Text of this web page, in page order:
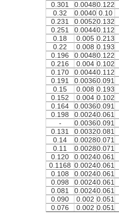
0.122
0.0048
0.301
0.10
0.0040
0.32
0.132
0.0052
0.231
0.112
0.0044
0.251
0.213
0.005
0.18
0.193
0.008
0.22
0.122
0.0048
0.196
0.102
0.004
0.216
0.112
0.0044
0.170
0.091
0.0036
0.191
0.193
0.008
0.15
0.102
0.004
0.152
0.091
0.0036
0.164
0.061
0.0024
0.198
0.091
0.0036
-
0.081
0.0032
0.131
0.071
0.0028
0.14
0.071
0.0028
0.11
0.061
0.0024
0.120
0.061
0.0024
0.1168
0.061
0.0024
0.108
0.061
0.0024
0.098
0.061
0.0024
0.081
0.051
0.002
0.090
0.051
0.002
0.076